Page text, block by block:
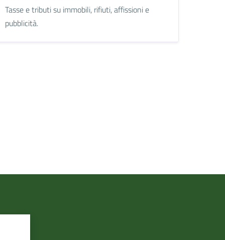
Tasse e tributi su immobili, rifiuti, affissioni e
pubblicità.